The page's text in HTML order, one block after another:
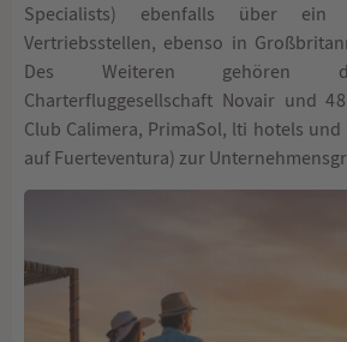
Specialists) ebenfalls über
Vertriebsstellen, ebenso in
Des Weiteren gehören
Charterfluggesellschaft Novair und
Club Calimera, PrimaSol, lti hotels
auf Fuerteventura) zur